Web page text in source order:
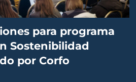
para programa
Sostenibilidad
por Corfo